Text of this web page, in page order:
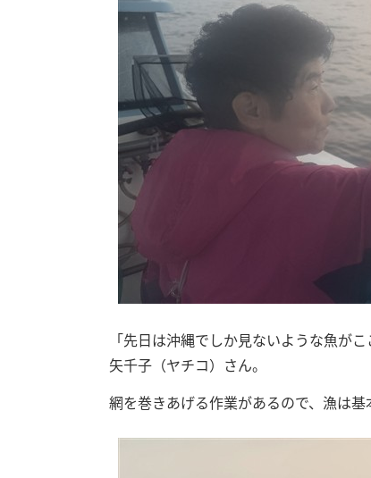
「先日は沖縄でしか見ないような魚が
矢千子（ヤチコ）さん。
網を巻きあげる作業があるので、漁は基